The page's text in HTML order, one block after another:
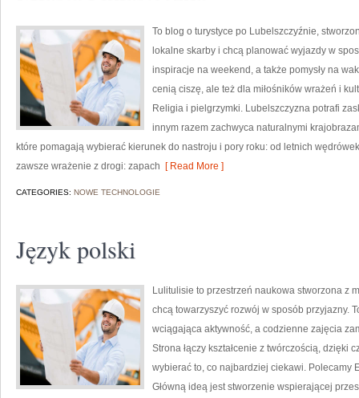
To blog o turystyce po Lubelszczyźnie,
lokalne skarby i chcą planować wyjazdy w
inspiracje na weekend, a także pomysły na
cenią ciszę, ale też dla miłośników wrażeń i
Religia i pielgrzymki. Lubelszczyzna potrafi
innym razem zachwyca naturalnymi
które pomagają wybierać kierunek do nastroju i pory roku: od letnich
zawsze wrażenie z drogi: zapach [ Read More ]
CATEGORIES: NOWE TECHNOLOGIE
Język polski
Lulitulisie to przestrzeń naukowa stworzona z
chcą towarzyszyć rozwój w sposób przyjazny.
wciągająca aktywność, a codzienne zajęcia
Strona łączy kształcenie z twórczością, dzięki
wybierać to, co najbardziej ciekawi. Polecamy
Główną ideą jest stworzenie wspierającej